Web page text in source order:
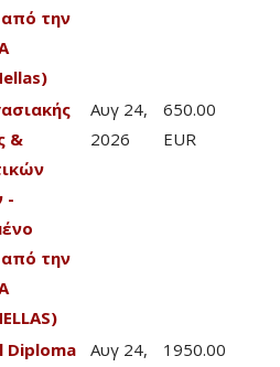
την
&
-
την
Αυγ 24,
2026
650.00
EUR
Diploma
Αυγ 24,
1950.00